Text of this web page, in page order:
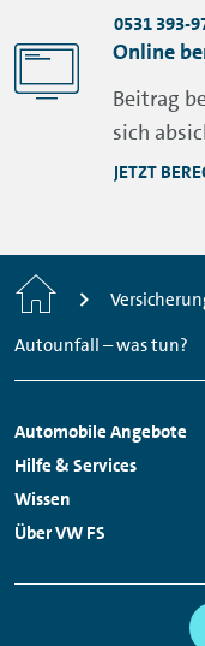
0531 393-
Online
Beitrag
sich
JETZT
Startseite
Autounfall – was tun?
Fußzeilen
Navigation
Automobile Angebote
Links:
Hilfe & Services
Links:
Wissen
Links:
Über VW FS